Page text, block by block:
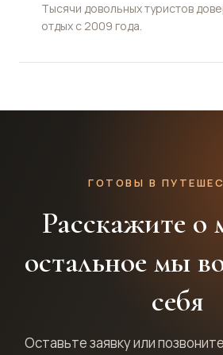
Тысячи довольных туристов
отдых с 2009 года.
ГОТОВЫ В
Расскажите о
остальное мы
себя
Оставьте заявку или